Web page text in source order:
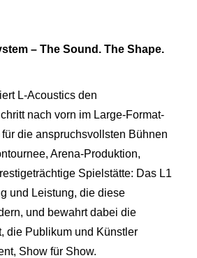
– The Sound. The Shape.
L-Acoustics den
nach vorn im Large-Format-
die anspruchsvollsten Bühnen
Arena-Produktion,
Spielstätte: Das L1
und Leistung, die diese
und bewahrt dabei die
die Publikum und Künstler
Show für Show.